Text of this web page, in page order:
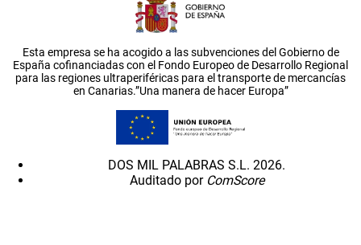
Esta empresa se ha acogido a las subvenciones del Gobierno de
España cofinanciadas con el Fondo Europeo de Desarrollo Regional
para las regiones ultraperiféricas para el transporte de mercancías
en Canarias.”Una manera de hacer Europa”
DOS MIL PALABRAS S.L. 2026.
Auditado por ComScore